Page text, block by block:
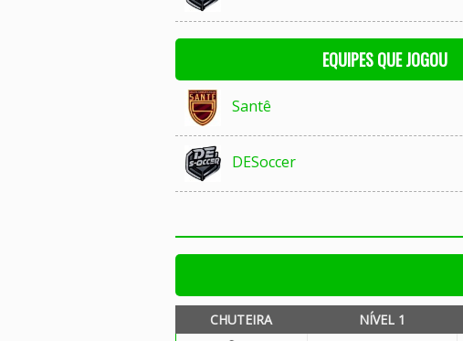
EQUIPES QUE JOGOU
Santê
DESoccer
CHUTEIRA NÍVEL 1